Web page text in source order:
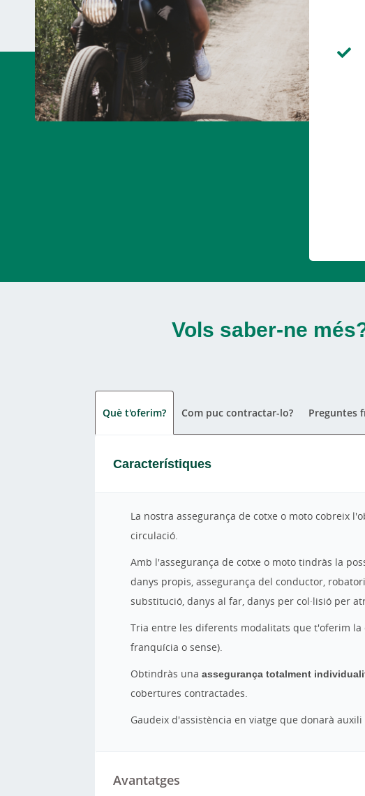
Vols saber-ne
Què t'oferim? Com puc contractar-lo? Preguntes
Característiques
La nostra assegurança de cotxe o moto cobreix
circulació.
Amb l'assegurança de cotxe o moto tindràs la
danys propis, assegurança del conductor,
substitució, danys al far, danys per col·lisió per
Tria entre les diferents modalitats que t'oferim la
franquícia o sense).
Obtindràs unaassegurança totalment
cobertures contractades.
Gaudeix d'assistència en viatge que donarà
Avantatges